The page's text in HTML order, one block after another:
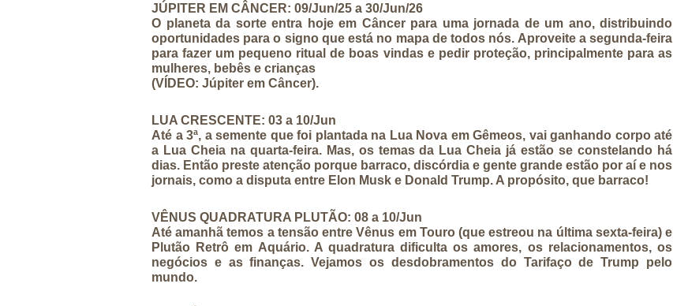
JÚPITER EM CÂNCER: 09/Jun/25 a 30/Jun/26
O planeta da sorte entra hoje em Câncer para uma jornada de um ano, distribuindo
oportunidades para o signo que está no mapa de todos nós. Aproveite a segunda-feira
para fazer um pequeno ritual de boas vindas e pedir proteção, principalmente para as
mulheres, bebês e crianças
(VÍDEO: Júpiter em Câncer).
LUA CRESCENTE: 03 a 10/Jun
Até a 3ª, a semente que foi plantada na Lua Nova em Gêmeos, vai ganhando corpo até
a Lua Cheia na quarta-feira. Mas, os temas da Lua Cheia já estão se constelando há
dias. Então preste atenção porque barraco, discórdia e gente grande estão por aí e nos
jornais, como a disputa entre Elon Musk e Donald Trump. A propósito, que barraco!
VÊNUS QUADRATURA PLUTÃO: 08 a 10/Jun
Até amanhã temos a tensão entre Vênus em Touro (que estreou na última sexta-feira) e
Plutão Retrô em Aquário. A quadratura dificulta os amores, os relacionamentos, os
negócios e as finanças. Vejamos os desdobramentos do Tarifaço de Trump pelo
mundo.